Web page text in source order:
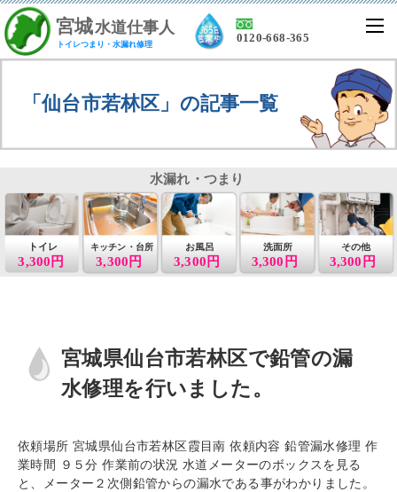
宮城水道仕事人
トイレつまり・水漏れ修理
0120-668-365
「仙台市若林区」の記事一覧
3,300円
トイレ
3,300円
キッチン・台所 お風呂
3,300円
洗面所
3,300円
その他
3,300円
水漏れ・つまり
宮城県仙台市若林区で鉛管の漏
水修理を行いました。
依頼場所 宮城県仙台市若林区霞目南 依頼内容 鉛管漏水修理 作
業時間 ９５分 作業前の状況 水道メーターのボックスを見る
と、メーター２次側鉛管からの漏水である事がわかりました。